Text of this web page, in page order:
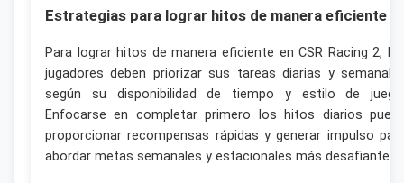
Estrategias para lograr hitos de manera eficiente
Para lograr hitos de manera eficiente en CSR Racing 2,
jugadores deben priorizar sus tareas diarias y
según su disponibilidad de tiempo y estilo de
Enfocarse en completar primero los hitos diarios
proporcionar recompensas rápidas y generar impulso
abordar metas semanales y estacionales más desafiantes.